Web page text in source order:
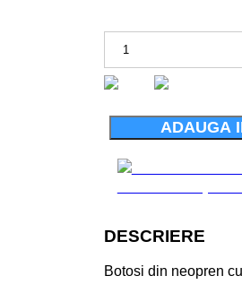
ADAUGA
DESCRIERE
Botosi din neopren